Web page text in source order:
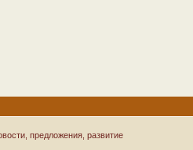
предложения, развитие